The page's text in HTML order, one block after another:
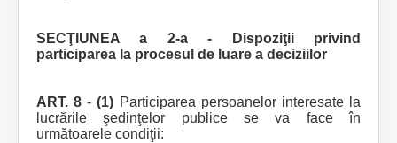
SECŢIUNEA a 2-a - Dispoziţii privind
participarea la procesul de luare a deciziilor
ART. 8 -(1) Participarea persoanelor interesate la
lucrările şedinţelor publice se va face în
următoarele condiţii: